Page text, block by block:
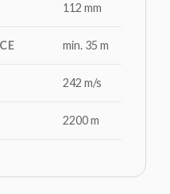
112 mm
min. 35 m
242 m/s
2200 m